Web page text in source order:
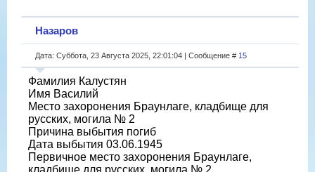
Назаров
Дата: Суббота, 23 Августа 2025, 22:01:04 | Сообщение # 15
Фамилия Калустян
Имя Василий
Место захоронения Браунлаге, кладбище для
русских, могила № 2
Причина выбытия погиб
Дата выбытия 03.06.1945
Первичное место захоронения Браунлаге,
кладбище для русских, могила № 2